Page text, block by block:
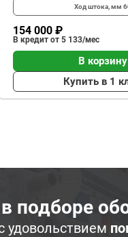
Ход штока, мм
154 000 ₽
В кредит от 5 133/мес
В корзину
Купить в 1
подборе